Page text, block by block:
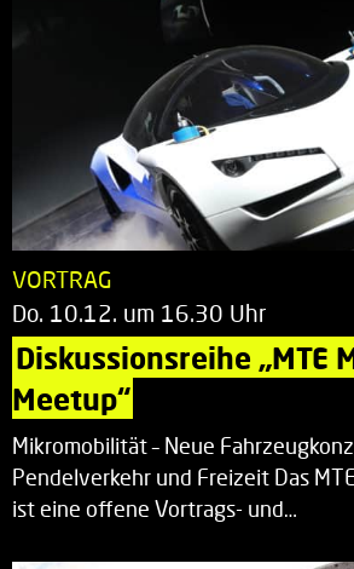
VORTRAG
Do. 10.12. um 16.30 Uhr
Diskussionsreihe „MTE
Meetup“
Mikromobilität – Neue
Pendelverkehr und Freizeit Das
ist eine offene Vortrags- und…